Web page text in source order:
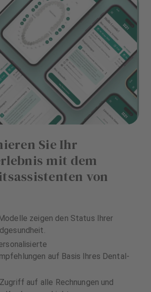
Sie Ihr
mit dem
von
zeigen den Status Ihrer
auf Basis Ihres Dental-
auf alle Rechnungen und